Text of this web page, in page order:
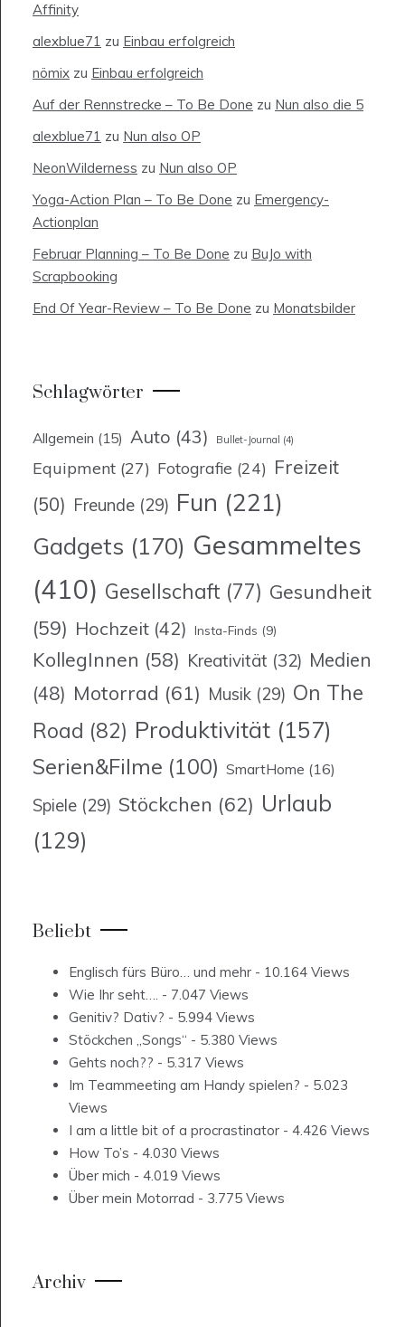
Affinity
alexblue71 zu Einbau erfolgreich
nömix zu Einbau erfolgreich
Auf der Rennstrecke – To Be Done zu Nun also die 5
alexblue71 zu Nun also OP
NeonWilderness zu Nun also OP
Yoga-Action Plan – To Be Done zu Emergency-
Actionplan
Februar Planning – To Be Done zu BuJo with
Scrapbooking
End Of Year-Review – To Be Done zu Monatsbilder
Schlagwörter
Allgemein (15) Auto (43) Bullet-Journal (4)
Equipment (27) Fotografie (24) Freizeit
(50) Freunde (29) Fun (221)
Gadgets (170) Gesammeltes
(410) Gesellschaft (77) Gesundheit
(59) Hochzeit (42) Insta-Finds (9)
KollegInnen (58) Kreativität (32) Medien
(48) Motorrad (61) Musik (29) On The
Road (82) Produktivität (157)
Serien&Filme (100) SmartHome (16)
Spiele (29) Stöckchen (62) Urlaub
(129)
Beliebt
Englisch fürs Büro… und mehr - 10.164 Views
Wie Ihr seht…. - 7.047 Views
Genitiv? Dativ? - 5.994 Views
Stöckchen „Songs“ - 5.380 Views
Gehts noch?? - 5.317 Views
Im Teammeeting am Handy spielen? - 5.023
Views
I am a little bit of a procrastinator - 4.426 Views
How To’s - 4.030 Views
Über mich - 4.019 Views
Über mein Motorrad - 3.775 Views
Archiv